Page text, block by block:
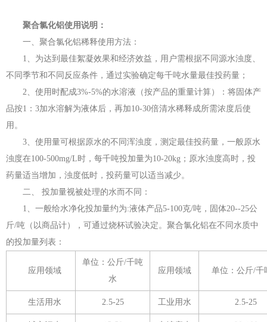
聚合氯化铝使用说明：
一、聚合氯化铝稀释使用方法：
1、为达到最佳絮凝效果和经济效益，用户需根据不同源水浊度、
不同季节和不同反应条件，通过实验确定每千吨水量最佳投药量；
2、使用时配成3%-5%的水溶液（按产品的重量计算）：将固体产
品按1：3加水溶解为液体后，再加10-30倍清水稀释成所需浓度后使
用。
3、使用量可根据原水的不同浑浊度，测定最佳投药量，一般原水
浊度在100-500mg/L时，每千吨投加量为10-20kg；原水浊度高时，投
药量适当增加，浊度低时，投药量可以适当减少。
二、 投加量视被处理的水而不同：
1、一般给水净化投加量约为:液体产品5-100克/吨，固体20--25公
斤/吨（以商品计），可通过烧杯试验决定。聚合氯化铝在不同水质中
的投加量列表：
应用领域
单位：公斤/千吨
水
应用领域 单位：公斤/千
生活用水 2.5-25 工业用水 2.5-25